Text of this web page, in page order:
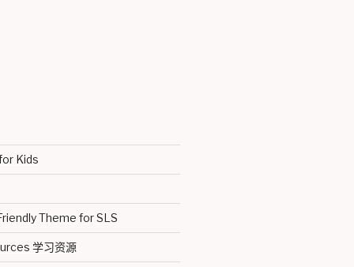
Kids
Theme for SLS
学习资源